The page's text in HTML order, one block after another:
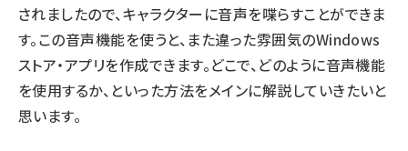
されましたので、キャラクターに音声を喋らすことができま
す。この音声機能を使うと、また違った雰囲気のWindows
ストア・アプリを作成できます。どこで、どのように音声機能
を使用するか、といった方法をメインに解説していきたいと
思います。